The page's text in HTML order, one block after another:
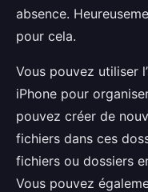
absence.
pour cela.
Vous pouvez utiliser
iPhone pour
pouvez créer de
fichiers dans ces
fichiers ou dossiers
Vous pouvez